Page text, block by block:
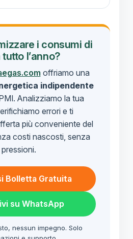
i consumi di
l’anno?
offriamo una
indipendente
Analizziamo la tua
errori e ti
più conveniente del
costi nascosti, senza
pressioni.
Bolletta Gratuita
su WhatsApp
nessun impegno. Solo